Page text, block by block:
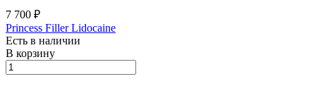
7 700 ₽
Princess Filler Lidocaine
Есть в наличии
В корзину